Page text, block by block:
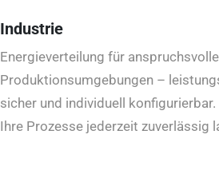
Industrie
Energieverteilung für anspruchsvolle
Produktionsumgebungen –
sicher und individuell konfigurierbar.
Ihre Prozesse jederzeit zuverlässig